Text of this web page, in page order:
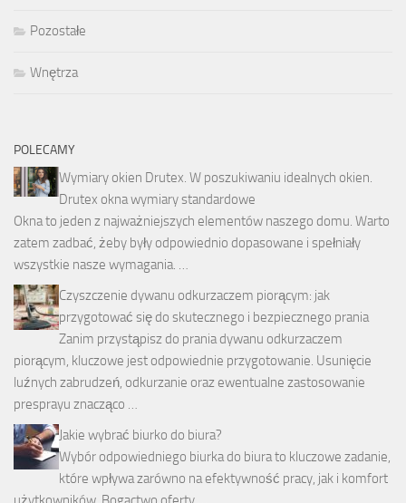
Pozostałe
Wnętrza
POLECAMY
Wymiary okien Drutex. W poszukiwaniu idealnych okien.
Drutex okna wymiary standardowe
Okna to jeden z najważniejszych elementów naszego domu. Warto
zatem zadbać, żeby były odpowiednio dopasowane i spełniały
wszystkie nasze wymagania. …
Czyszczenie dywanu odkurzaczem piorącym: jak
przygotować się do skutecznego i bezpiecznego prania
Zanim przystąpisz do prania dywanu odkurzaczem
piorącym, kluczowe jest odpowiednie przygotowanie. Usunięcie
luźnych zabrudzeń, odkurzanie oraz ewentualne zastosowanie
presprayu znacząco …
Jakie wybrać biurko do biura?
Wybór odpowiedniego biurka do biura to kluczowe zadanie,
które wpływa zarówno na efektywność pracy, jak i komfort